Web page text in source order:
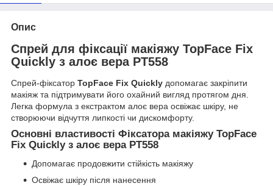
Опис
Спрей для фіксації макіяжу TopFace Fix
Quickly з алоє вера PT558
Спрей-фіксатор TopFace Fix Quickly допомагає закріпити
макіяж та підтримувати його охайний вигляд протягом дня.
Легка формула з екстрактом алоє вера освіжає шкіру, не
створюючи відчуття липкості чи дискомфорту.
Основні властивості Фіксатора макіяжу TopFace
Fix Quickly з алоє вера PT558
Допомагає продовжити стійкість макіяжу
Освіжає шкіру після нанесення